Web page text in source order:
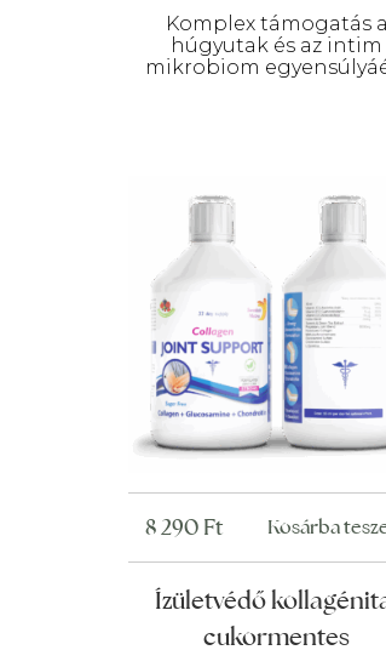
Komplex támogatás a
húgyutak és az intim
mikrobiom
Ízületvédő
cukormentes
8 290 Ft Kosárba